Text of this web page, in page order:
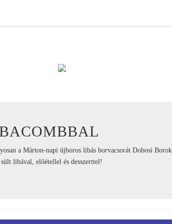
a Márton-napi újboros libás borvacsorát Dobosi
libával, előétellel és desszerttel!